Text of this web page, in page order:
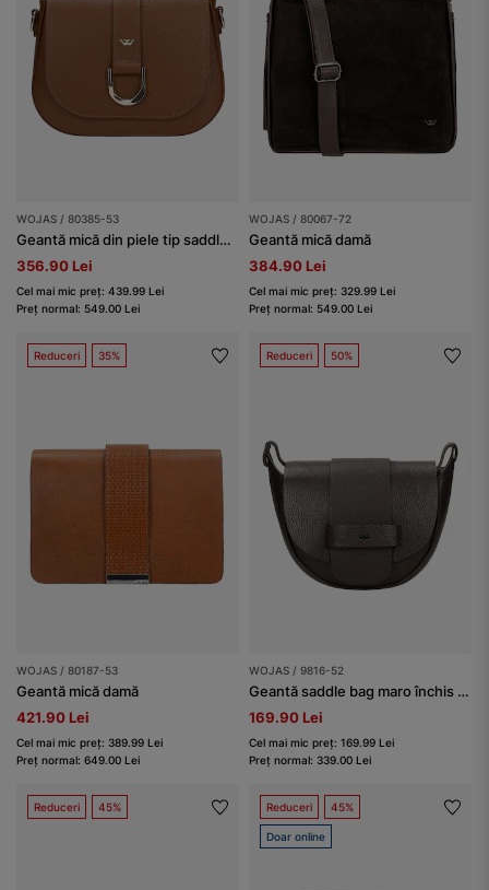
WOJAS / 80385-53
Geantă mică din piele tip saddle bag
356.90 Lei
Cel mai mic preț: 439.99 Lei
Preț normal: 549.00 Lei
WOJAS / 80067-72
Geantă mică damă
384.90 Lei
Cel mai mic preț: 329.99 Lei
Preț normal: 549.00 Lei
Reduceri 35%
WOJAS / 80187-53
Geantă mică damă
421.90 Lei
Cel mai mic preț: 389.99 Lei
Preț normal: 649.00 Lei
Reduceri 50%
WOJAS / 9816-52
Geantă saddle bag maro închis din piele
169.90 Lei
Cel mai mic preț: 169.99 Lei
Preț normal: 339.00 Lei
Reduceri 45% Reduceri 45%
Doar online